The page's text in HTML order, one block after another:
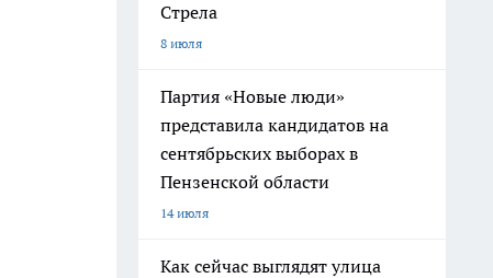
Стрела
8 июля
Партия «Новые люди»
представила кандидатов на
сентябрьских выборах в
Пензенской области
14 июля
Как сейчас выглядят улица